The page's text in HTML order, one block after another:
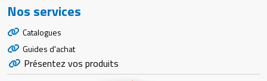
Nos services
Catalogues
Guides d'achat
Présentez vos produits